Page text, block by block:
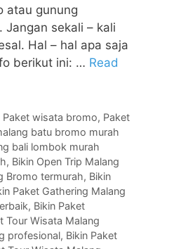
atau gunung
sekali – kali
Hal – hal apa saja
berikut ini: … Read
Paket wisata bromo, Paket
batu bromo murah
bali lombok murah
, Bikin Open Trip Malang
Bromo termurah, Bikin
Paket Gathering Malang
, Bikin Paket
Tour Wisata Malang
profesional, Bikin Paket